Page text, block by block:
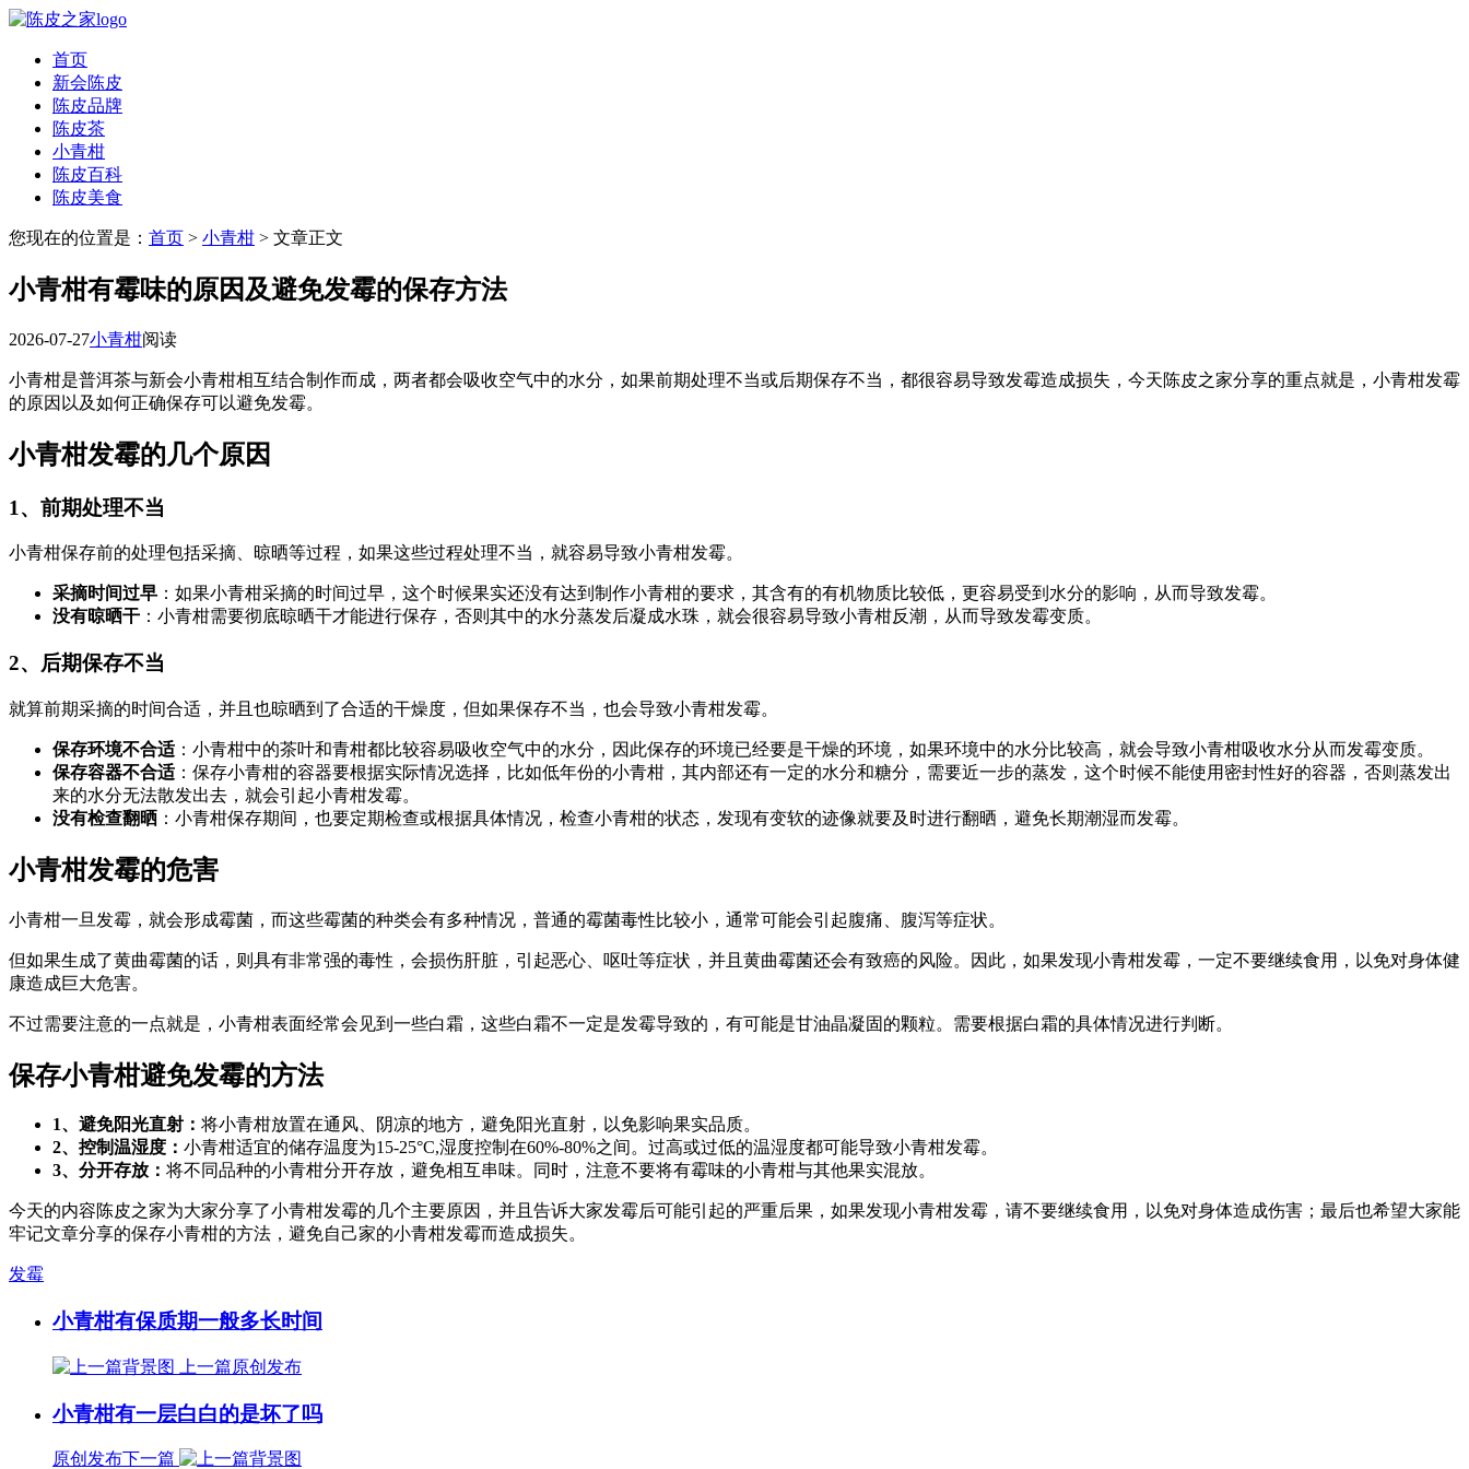
首页
新会陈皮
陈皮品牌
陈皮茶
小青柑
陈皮百科
陈皮美食
您现在的位置是： 首页 > 小青柑 > 文章正文
小青柑有霉味的原因及避免发霉的保存方法
2026-07-27小青柑阅读
小青柑是普洱茶与新会小青柑相互结合制作而成，两者都会吸收空气中的水分，如果前期处理不当或后期保存不当，都很容易导致发霉造成损失，今天陈皮之家分享的重点就是，小青柑发霉
的原因以及如何正确保存可以避免发霉。
小青柑发霉的几个原因
1、前期处理不当
小青柑保存前的处理包括采摘、晾晒等过程，如果这些过程处理不当，就容易导致小青柑发霉。
采摘时间过早 ：如果小青柑采摘的时间过早，这个时候果实还没有达到制作小青柑的要求，其含有的有机物质比较低，更容易受到水分的影响，从而导致发霉。
没有晾晒干 ：小青柑需要彻底晾晒干才能进行保存，否则其中的水分蒸发后凝成水珠，就会很容易导致小青柑反潮，从而导致发霉变质。
2、后期保存不当
就算前期采摘的时间合适，并且也晾晒到了合适的干燥度，但如果保存不当，也会导致小青柑发霉。
保存环境不合适 ：小青柑中的茶叶和青柑都比较容易吸收空气中的水分，因此保存的环境已经要是干燥的环境，如果环境中的水分比较高，就会导致小青柑吸收水分从而发霉变质。
保存容器不合适 ：保存小青柑的容器要根据实际情况选择，比如低年份的小青柑，其内部还有一定的水分和糖分，需要近一步的蒸发，这个时候不能使用密封性好的容器，否则蒸发出
来的水分无法散发出去，就会引起小青柑发霉。
没有检查翻晒 ：小青柑保存期间，也要定期检查或根据具体情况，检查小青柑的状态，发现有变软的迹像就要及时进行翻晒，避免长期潮湿而发霉。
小青柑发霉的危害
小青柑一旦发霉，就会形成霉菌，而这些霉菌的种类会有多种情况，普通的霉菌毒性比较小，通常可能会引起腹痛、腹泻等症状。
但如果生成了黄曲霉菌的话，则具有非常强的毒性，会损伤肝脏，引起恶心、呕吐等症状，并且黄曲霉菌还会有致癌的风险。因此，如果发现小青柑发霉，一定不要继续食用，以免对身体健
康造成巨大危害。
不过需要注意的一点就是，小青柑表面经常会见到一些白霜，这些白霜不一定是发霉导致的，有可能是甘油晶凝固的颗粒。需要根据白霜的具体情况进行判断。
保存小青柑避免发霉的方法
1、避免阳光直射： 将小青柑放置在通风、阴凉的地方，避免阳光直射，以免影响果实品质。
2、控制温湿度： 小青柑适宜的储存温度为15-25°C,湿度控制在60%-80%之间。过高或过低的温湿度都可能导致小青柑发霉。
3、分开存放： 将不同品种的小青柑分开存放，避免相互串味。同时，注意不要将有霉味的小青柑与其他果实混放。
今天的内容陈皮之家为大家分享了小青柑发霉的几个主要原因，并且告诉大家发霉后可能引起的严重后果，如果发现小青柑发霉，请不要继续食用，以免对身体造成伤害；最后也希望大家能
牢记文章分享的保存小青柑的方法，避免自己家的小青柑发霉而造成损失。
发霉
小青柑有保质期一般多长时间
上一篇原创发布
小青柑有一层白白的是坏了吗
原创发布下一篇